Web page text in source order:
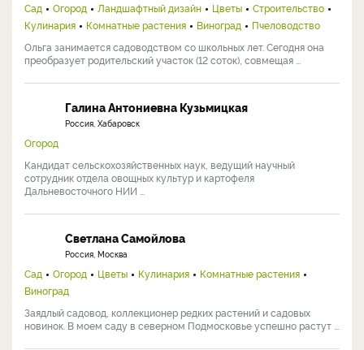
Сад Огород Ландшафтный дизайн Цветы
Строительство
Кулинария
Комнатные растения Виноград
Пчеловодство
Ольга занимается садоводством со школьных лет. Сегодня она
преобразует родительский участок (12 соток), совмещая ...
Галина Антониевна Кузьмицкая
Россия, Хабаровск
Огород
Кандидат сельскохозяйственных наук, ведущий научный
сотрудник отдела овощных культур и картофеля
Дальневосточного НИИ ...
Светлана Самойлова
Россия, Москва
Сад Огород Цветы Кулинария
Комнатные растения
Виноград
Заядлый садовод, коллекционер редких растений и садовых
новинок. В моем саду в северном Подмосковье успешно растут ...